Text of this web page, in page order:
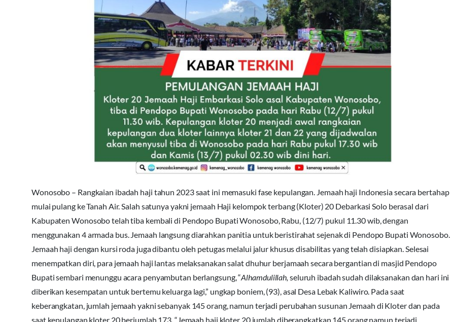
Wonosobo – Rangkaian ibadah haji tahun 2023 saat ini memasuki fase kepulangan. Jemaah haji Indonesia secara bertahap
mulai pulang ke Tanah Air. Salah satunya yakni jemaah Haji kelompok terbang (Kloter) 20 Debarkasi Solo berasal dari
Kabupaten Wonosobo telah tiba kembali di Pendopo Bupati Wonosobo, Rabu, (12/7) pukul 11.30 wib, dengan
menggunakan 4 armada bus. Jemaah langsung diarahkan panitia untuk beristirahat sejenak di Pendopo Bupati Wonosobo.
Jemaah haji dengan kursi roda juga dibantu oleh petugas melalui jalur khusus disabilitas yang telah disiapkan. Selesai
menempatkan diri, para jemaah haji lantas melaksanakan salat dhuhur berjamaah secara bergantian di masjid Pendopo
Bupati sembari menunggu acara penyambutan berlangsung, “Alhamdulillah,seluruh ibadah sudah dilaksanakan dan hari ini
diberikan kesempatan untuk bertemu keluarga lagi,” ungkap boniem, (93), asal Desa Lebak Kaliwiro. Pada saat
keberangkatan, jumlah jemaah yakni sebanyak 145 orang, namun terjadi perubahan susunan Jemaah di Kloter dan pada
saat kepulangan kloter 20 berjumlah 173. “Jemaah haji kloter 20 jumlah diberangkatkan 145 orang namun terjadi